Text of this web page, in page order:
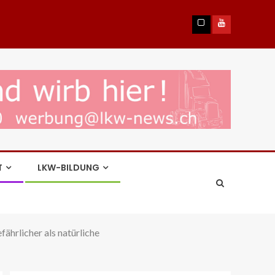
LKW-BILDUNG
als natürliche